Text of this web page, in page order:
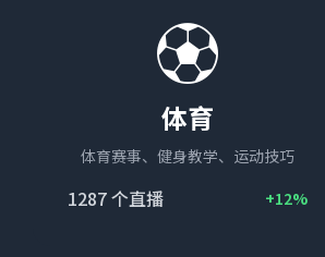
⚽
体育
体育赛事、健身教学、运动技巧
1287个直播 +12%